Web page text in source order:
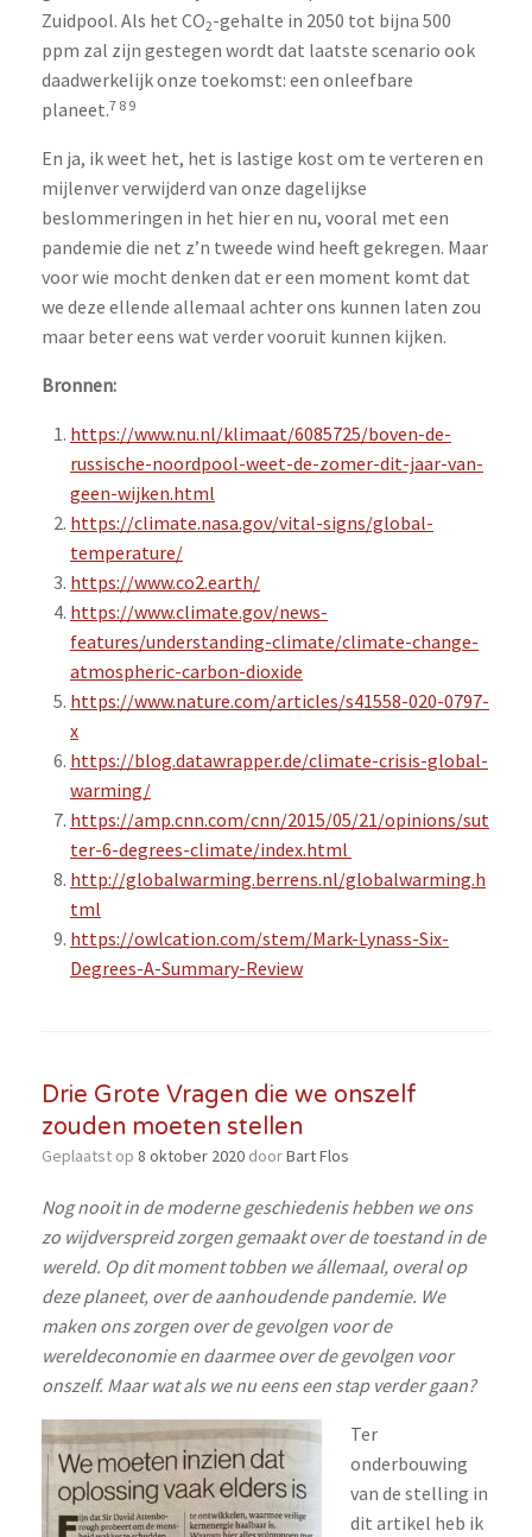
Zuidpool. Als het CO2-gehalte in 2050 tot bijna 500
ppm zal zijn gestegen wordt dat laatste scenario ook
daadwerkelijk onze toekomst: een onleefbare
planeet.7 8 9
En ja, ik weet het, het is lastige kost om te verteren en
mijlenver verwijderd van onze dagelijkse
beslommeringen in het hier en nu, vooral met een
pandemie die net z’n tweede wind heeft gekregen. Maar
voor wie mocht denken dat er een moment komt dat
we deze ellende allemaal achter ons kunnen laten zou
maar beter eens wat verder vooruit kunnen kijken.
Bronnen:
https://www.nu.nl/klimaat/6085725/boven-de-
russische-noordpool-weet-de-zomer-dit-jaar-van-
geen-wijken.html
https://climate.nasa.gov/vital-signs/global-
temperature/
https://www.co2.earth/
https://www.climate.gov/news-
features/understanding-climate/climate-change-
atmospheric-carbon-dioxide
https://www.nature.com/articles/s41558-020-0797-
x
https://blog.datawrapper.de/climate-crisis-global-
warming/
https://amp.cnn.com/cnn/2015/05/21/opinions/sut
ter-6-degrees-climate/index.html
http://globalwarming.berrens.nl/globalwarming.h
tml
https://owlcation.com/stem/Mark-Lynass-Six-
Degrees-A-Summary-Review
Drie Grote Vragen die we onszelf
zouden moeten stellen
Geplaatst op 8 oktober 2020 doorBart Flos
Nog nooit in de moderne geschiedenis hebben we ons
zo wijdverspreid zorgen gemaakt over de toestand in de
wereld. Op dit moment tobben we állemaal, overal op
deze planeet, over de aanhoudende pandemie. We
maken ons zorgen over de gevolgen voor de
wereldeconomie en daarmee over de gevolgen voor
onszelf. Maar wat als we nu eens een stap verder gaan?
Ter
onderbouwing
van de stelling in
dit artikel heb ik